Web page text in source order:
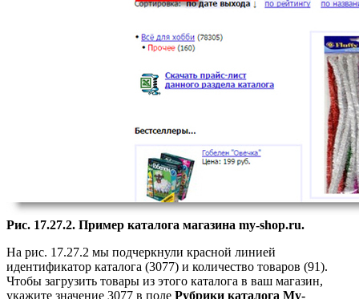
Рис. 17.27.2. Пример каталога магазина my-shop.ru.
На рис. 17.27.2 мы подчеркнули красной линией
идентификатор каталога (3077) и количество товаров (91).
Чтобы загрузить товары из этого каталога в ваш магазин,
укажите значение 3077 в поле Рубрики каталога My-